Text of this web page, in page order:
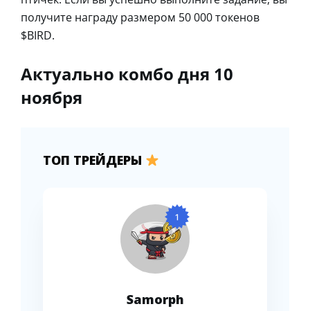
получите награду размером 50 000 токенов
$BIRD.
Актуально комбо дня 10
ноября
ТОП ТРЕЙДЕРЫ
1
Samorph